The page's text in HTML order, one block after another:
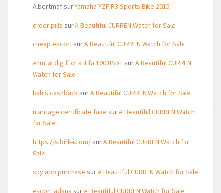
AlbertmafsurYamaha YZF-R3 Sports Bike 2015
order pills surA Beautiful CURREN Watch for Sale
cheap escortsurA Beautiful CURREN Watch for Sale
Anm"al dig f"or att fa 100 USDTsurA Beautiful CURREN
Watch for Sale
bahis cashbacksurA Beautiful CURREN Watch for Sale
marriage certificate fake surA Beautiful CURREN Watch
for Sale
https://sibirk-i.com/surA Beautiful CURREN Watch for
Sale
spy app purchase surA Beautiful CURREN Watch for Sale
escort adana surA Beautiful CURREN Watch for Sale